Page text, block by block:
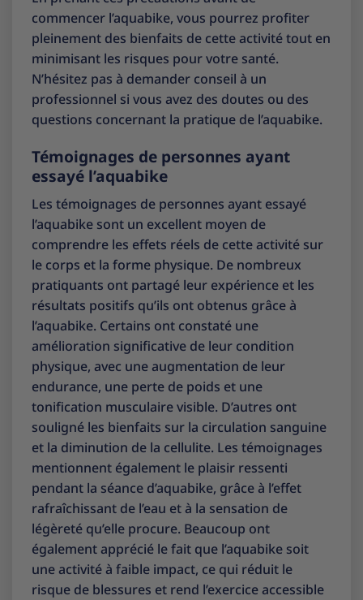
commencer l’aquabike, vous pourrez profiter
pleinement des bienfaits de cette activité tout en
minimisant les risques pour votre santé.
N’hésitez pas à demander conseil à un
professionnel si vous avez des doutes ou des
questions concernant la pratique de l’aquabike.
Témoignages de personnes ayant
essayé l’aquabike
Les témoignages de personnes ayant essayé
l’aquabike sont un excellent moyen de
comprendre les effets réels de cette activité sur
le corps et la forme physique. De nombreux
pratiquants ont partagé leur expérience et les
résultats positifs qu’ils ont obtenus grâce à
l’aquabike. Certains ont constaté une
amélioration significative de leur condition
physique, avec une augmentation de leur
endurance, une perte de poids et une
tonification musculaire visible. D’autres ont
souligné les bienfaits sur la circulation sanguine
et la diminution de la cellulite. Les témoignages
mentionnent également le plaisir ressenti
pendant la séance d’aquabike, grâce à l’effet
rafraîchissant de l’eau et à la sensation de
légèreté qu’elle procure. Beaucoup ont
également apprécié le fait que l’aquabike soit
une activité à faible impact, ce qui réduit le
risque de blessures et rend l’exercice accessible